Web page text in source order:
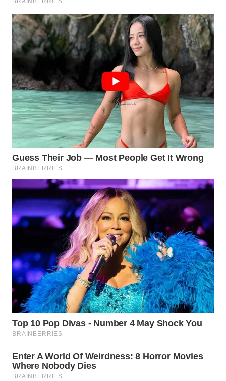
KUNINGAN
WN
MAJALENGKA
WN
SUBANG
WN
SUKABUMI
WN
PURWAKARTA
WN
PRIANGAN
TIMUR
SEMARANG
WN
SOLO
WN
BOROBUDUR
WN
MADURA